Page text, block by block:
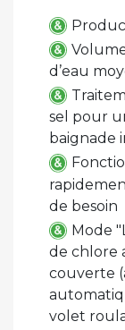
d’eau
sel pour
baignade
de besoin
Mode
de chlore
couverte
volet